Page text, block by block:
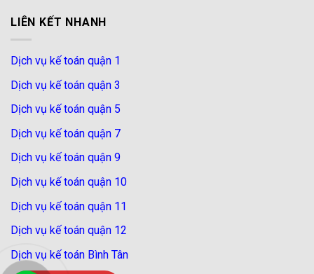
LIÊN KẾT NHANH
Dịch vụ kế toán quận 1
Dịch vụ kế toán quận 3
Dịch vụ kế toán quận 5
Dịch vụ kế toán quận 7
Dịch vụ kế toán quận 9
Dịch vụ kế toán quận 10
Dịch vụ kế toán quận 11
Dịch vụ kế toán quận 12
Dịch vụ kế toán Bình Tân